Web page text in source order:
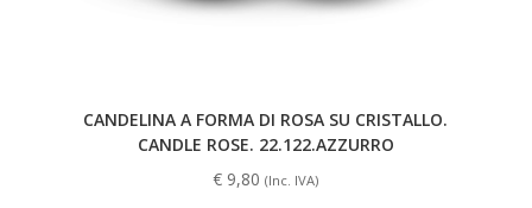
CANDELINA A FORMA DI ROSA SU CRISTALLO.
CANDLE ROSE. 22.122.AZZURRO
€ 9,80 (Inc. IVA)